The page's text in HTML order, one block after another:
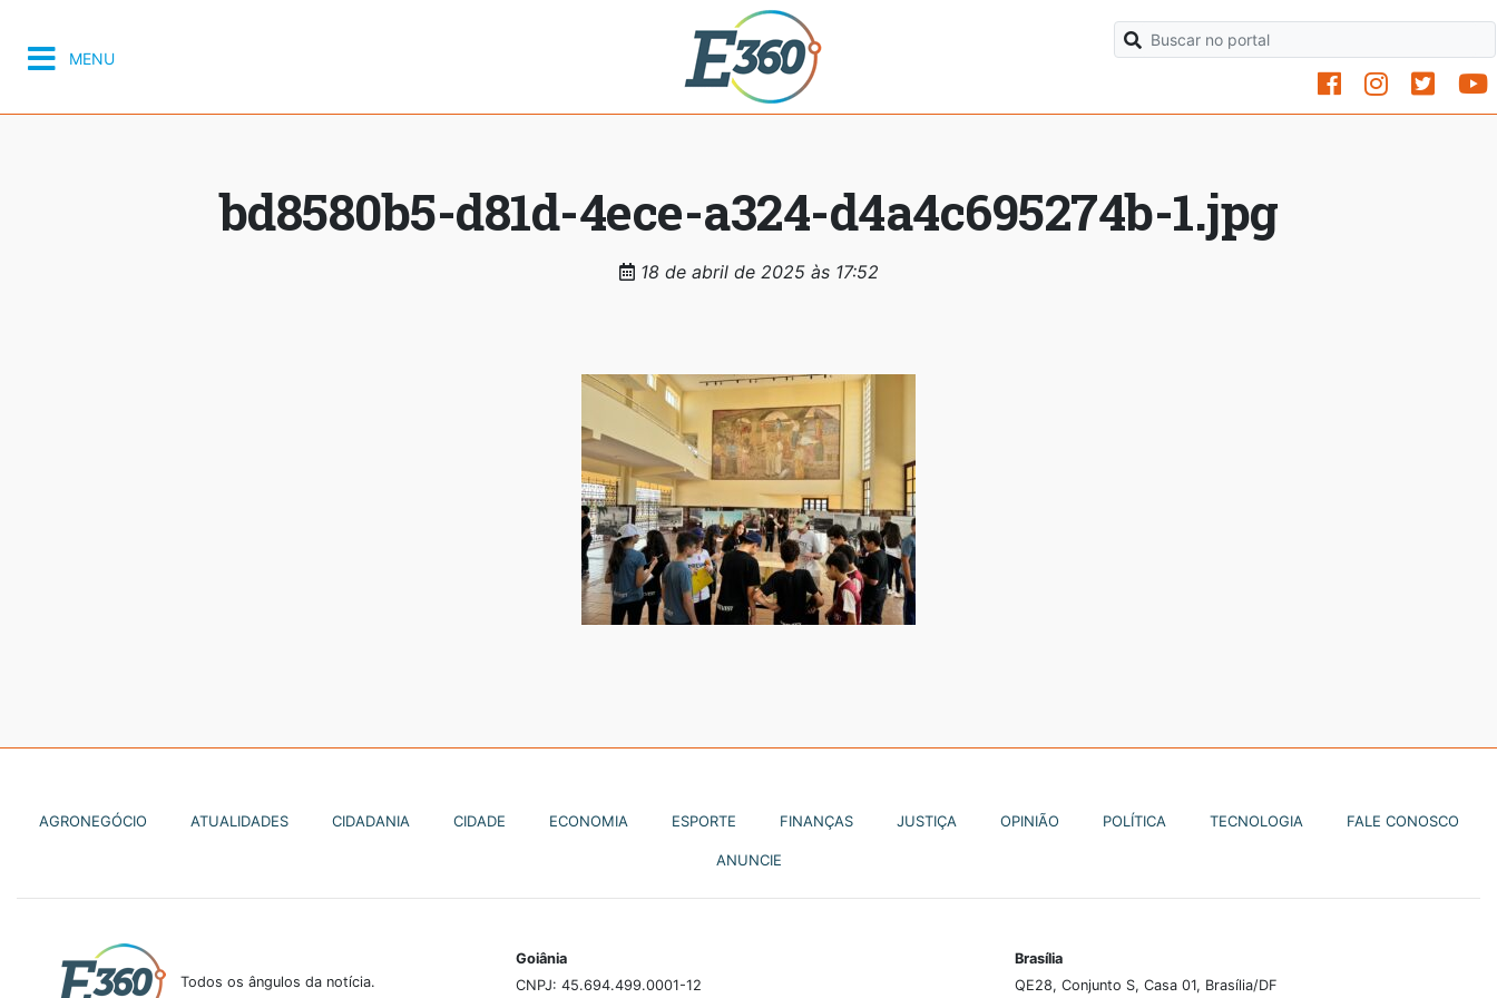
MENU
bd8580b5-d81d-4ece-a324-d4a4c695274b-1.jpg
18 de abril de 2025 às 17:52
AGRONEGÓCIO ATUALIDADES CIDADANIA CIDADE ECONOMIA ESPORTE FINANÇAS JUSTIÇA OPINIÃO POLÍTICA TECNOLOGIA FALE CONOSCO
ANUNCIE
Todos os ângulos da notícia.
Goiânia
CNPJ: 45.694.499.0001-12
Brasília
QE28, Conjunto S, Casa 01, Brasília/DF